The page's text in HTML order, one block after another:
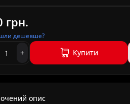
грн.
дешевше?
Купити
опис